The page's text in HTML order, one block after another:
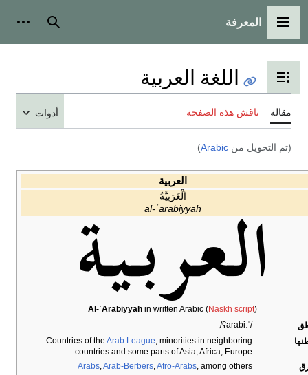
القائمة الرئيسية
المعرفة بحث
تبديل عرض جدول المحتويات
اللغة العربية
مقالة ناقش هذه الصفحة أدوات
(تم التحويل من Arabic
)
العربية
اَلْعَرَبِيَّةُ
al-ʿarabiyyah
Al-ʿArabiyyah in written Arabic (Naskh script)
/ˈʕarabiː/
,
Countries of the Arab League, minorities in neighboring
countries and some parts of Asia, Africa, Europe
Arabs,Arab-Berbers,Afro-Arabs, among others